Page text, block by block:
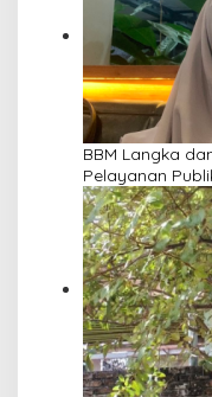
BBM Langka
Pelayanan